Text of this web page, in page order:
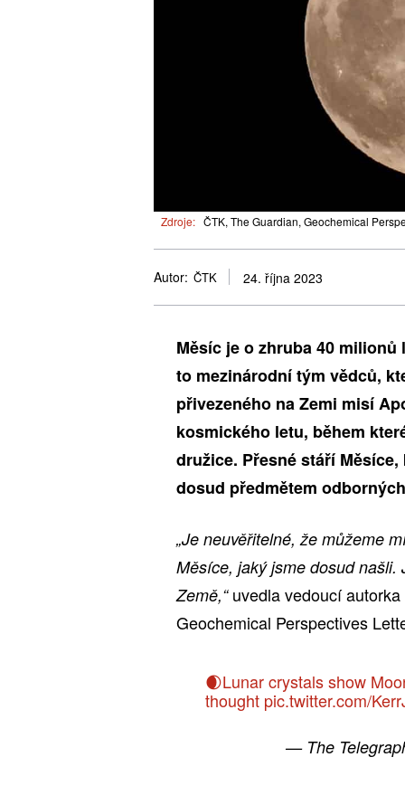
Zdroje: ČTK, The Guardian, Geochemical
Autor: ČTK 24. října 2023
Měsíc je o zhruba 40
to mezinárodní tým vědců,
přivezeného na Zemi misí
kosmického letu, během
družice. Přesné stáří
dosud předmětem
„Je neuvěřitelné, že můžeme
Měsíce, jaký jsme dosud
Země,“uvedla vedoucí autorka
Geochemical Perspectives
🌒Lunar crystals show
thought pic.twitter.com/
— The